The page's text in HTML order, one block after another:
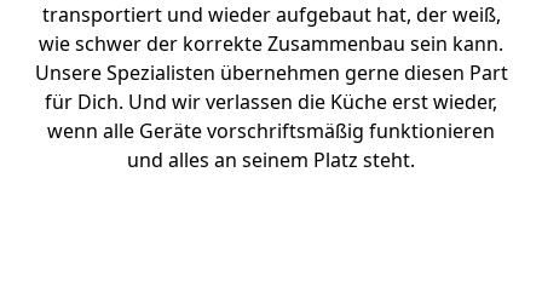
transportiert und wieder aufgebaut hat, der weiß,
wie schwer der korrekte Zusammenbau sein kann.
Unsere Spezialisten übernehmen gerne diesen Part
für Dich. Und wir verlassen die Küche erst wieder,
wenn alle Geräte vorschriftsmäßig funktionieren
und alles an seinem Platz steht.